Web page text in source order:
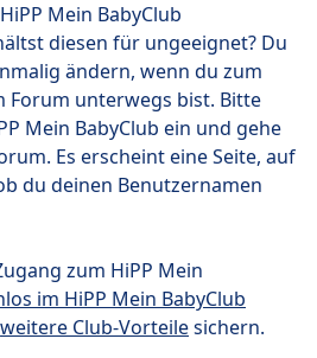
Mein BabyClub
diesen für ungeeignet? Du
ändern, wenn du zum
Forum unterwegs bist. Bitte
Mein BabyClub ein und gehe
Es erscheint eine Seite, auf
du deinen Benutzernamen
zum HiPP Mein
im HiPP Mein BabyClub
weitere Club-Vorteilesichern.